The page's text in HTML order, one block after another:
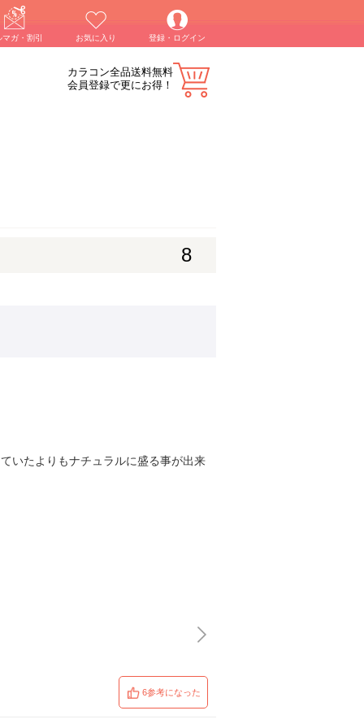
マガ・割引 お気に入り 登録・ログイン
カラコン全品送料無料
会員登録で更にお得！
8
いたよりもナチュラルに盛る事が出来
6参考になった